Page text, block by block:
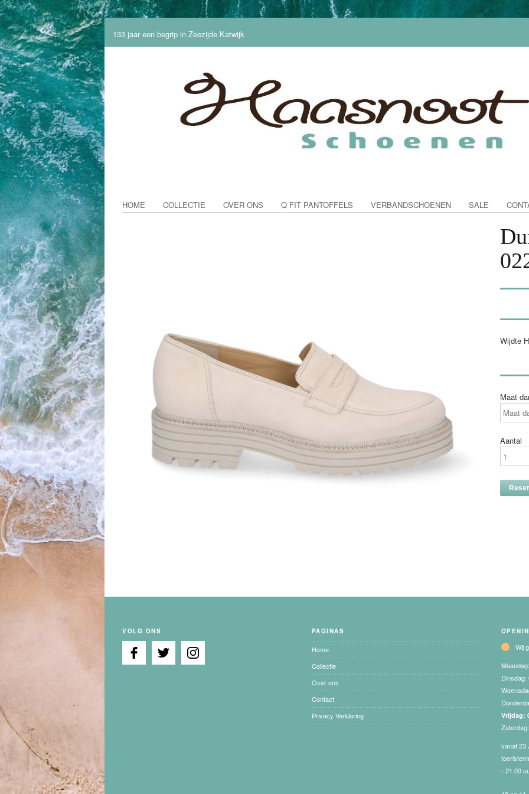
133 jaar een begrip in Zeezijde Katwijk
HOME COLLECTIE OVER ONS Q FIT PANTOFFELS VERBANDSCHOENEN SALE
Wijdte H
Maat
Aantal
VOLG ONS PAGINAS
Home
Collectie
Over ons
Contact
Privacy Verklaring
Wij
Dinsdag:
Vrijdag:
vanaf 23
- 21.00